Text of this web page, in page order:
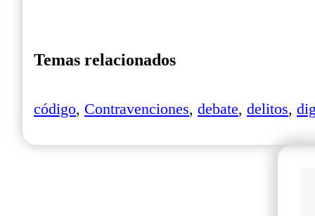
Temas relacionados
código, Contravenciones, debate, delitos,